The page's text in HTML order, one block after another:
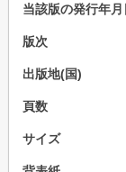
当該版の発行年月
版次
出版地(国)
頁数
サイズ